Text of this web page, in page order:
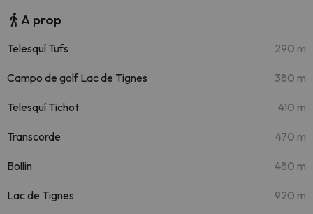
A prop
Telesquí Tufs 290 m
Campo de golf Lac de Tignes 380 m
Telesquí Tichot 410 m
Transcorde 470 m
Bollin 480 m
Lac de Tignes 920 m